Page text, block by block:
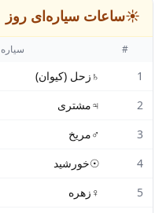
☀️ساعات سیاره‌ای روز
# سیاره
1
♄ زحل (کیوان)
2
♃مشتری
3
♂مریخ
4
☉خورشید
5
♀ زهره